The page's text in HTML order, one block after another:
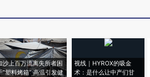
沙上百万流离失所者困
“塑料烤箱” 高温引发健
视线｜HYROX的吸金
术：是什么让中产们甘